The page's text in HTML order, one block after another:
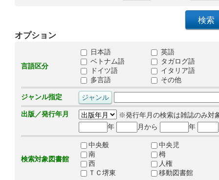
オプション
言語区分
日本語
英語
ベトナム語
タガログ語
ドイツ語
イタリア語
多言語
その他
ジャンル指定
出版／発行年月
※発行年月の検索は雑誌のみ対
年
月から 年
検索対象図書館
中央般
中央児
南
栂
西
人権
ＴＣ堺東
移動図書館